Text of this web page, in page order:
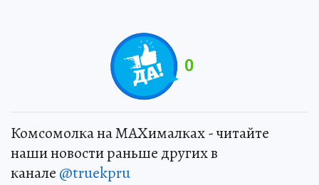
0
Комсомолка на MAXималках - читайте
наши новости раньше других в
канале @truekpru